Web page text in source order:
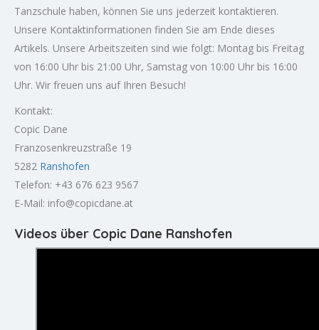
Tanzschule haben, können Sie uns jederzeit kontaktieren.
Unsere Kontaktinformationen finden Sie am Ende dieses
Artikels. Unsere Arbeitszeiten sind wie folgt: Montag bis Freitag
von 16:00 Uhr bis 21:00 Uhr, Samstag von 10:00 Uhr bis 16:00
Uhr. Wir freuen uns auf Ihren Besuch!
Kontakt:
Copic Dane
Franzosenkreuzstraße 19
5282 Ranshofen
Telefon: +43 676 623 9567
E-Mail: info@copicdane.at
Videos über Copic Dane Ranshofen